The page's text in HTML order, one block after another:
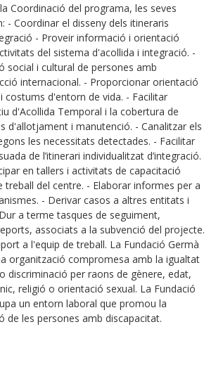
Coordinació del programa, les seves
- Coordinar el disseny dels itineraris
- Proveir informació i orientació
del sistema d'acollida i integració. -
social i cultural de persones amb
internacional. - Proporcionar orientació
costums d'entorn de vida. - Facilitar
d'Acollida Temporal i la cobertura de
d'allotjament i manutenció. - Canalitzar els
les necessitats detectades. - Facilitar
de l’itinerari individualitzat d’integració.
en tallers i activitats de capacitació
treball del centre. - Elaborar informes per a
- Derivar casos a altres entitats i
a terme tasques de seguiment,
associats a la subvenció del projecte.
a l'equip de treball. La Fundació Germà
organització compromesa amb la igualtat
discriminació per raons de gènere, edat,
religió o orientació sexual. La Fundació
un entorn laboral que promou la
de les persones amb discapacitat.